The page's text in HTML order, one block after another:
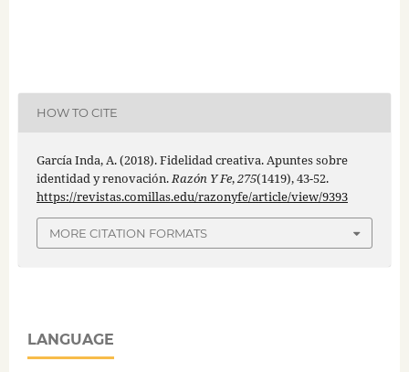
HOW TO CITE
García Inda, A. (2018). Fidelidad creativa. Apuntes sobre
identidad y renovación.Razón Y Fe,275(1419), 43-52.
https://revistas.comillas.edu/razonyfe/article/view/9393
MORE CITATION FORMATS
LANGUAGE